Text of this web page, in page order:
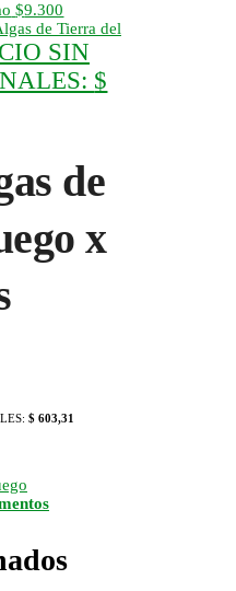
$9.300
de Tierra del
SIN
$
de
x
$ 603,31